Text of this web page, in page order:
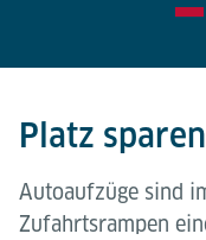
Platz
Autoaufzüge sind
Zufahrtsrampen